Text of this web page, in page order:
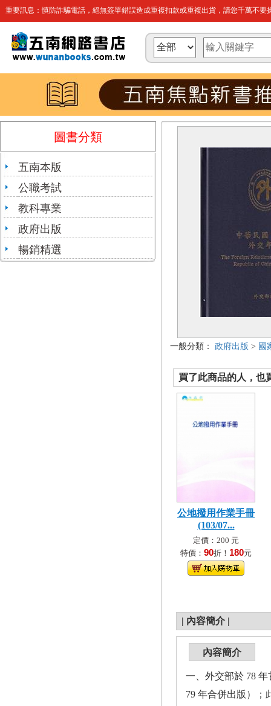
重要訊息：慎防詐騙電話，絕無簽單錯誤造成重複扣款或重複出貨，請您千萬不要
圖書分類
五南本版
公職考試
教科專業
政府出版
暢銷精選
一般分類： 政府出版 > 國
買了此商品的人，也
公地撥用作業手冊
(103/07...
定價：200 元
特價： 90折！ 180元
| 內容簡介 |
內容簡介
一、外交部於 78
79 年合併出版）；